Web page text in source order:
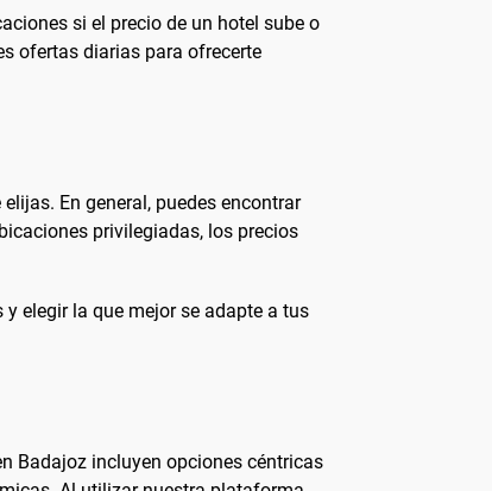
si el precio de un hotel sube o
ofertas diarias para ofrecerte
En general, puedes encontrar
privilegiadas, los precios
elegir la que mejor se adapte a tus
Badajoz incluyen opciones céntricas